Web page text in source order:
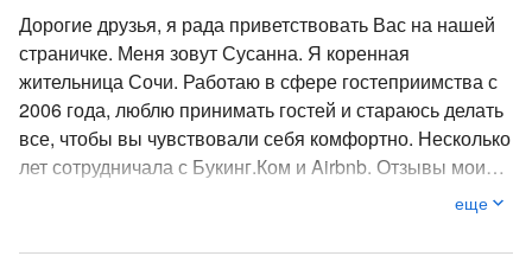
Дорогие друзья, я рада приветствовать Вас на нашей
страничке. Меня зовут Сусанна. Я коренная
жительница Сочи. Работаю в сфере гостеприимства с
2006 года, люблю принимать гостей и стараюсь делать
все, чтобы вы чувствовали себя комфортно. Несколько
лет сотрудничала с Букинг.Ком и Airbnb. Отзывы моих
еще